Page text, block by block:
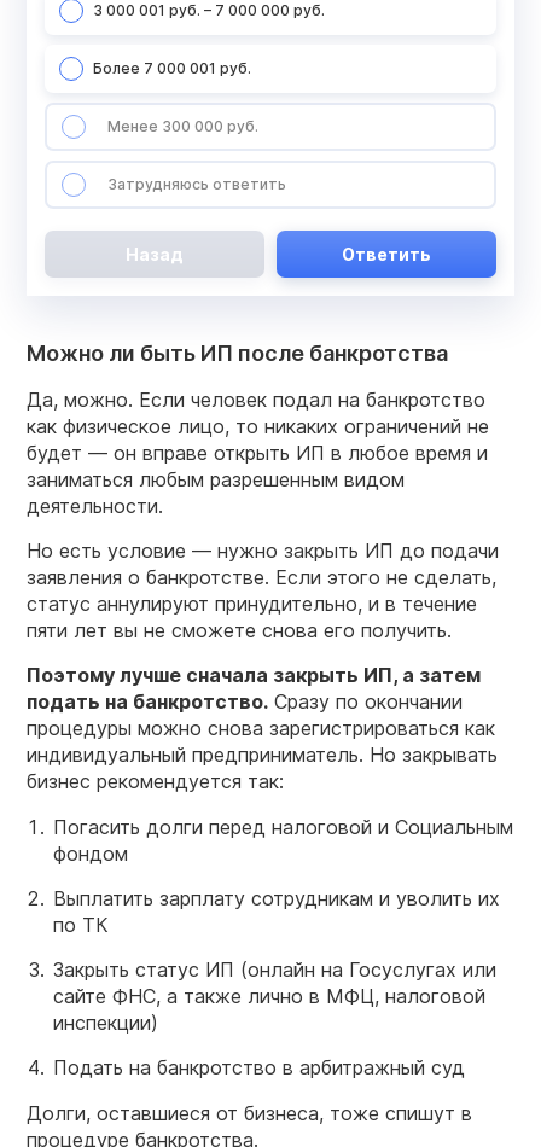
3 000 001 руб. – 7 000 000 руб.
Более 7 000 001 руб.
Менее 300 000 руб.
Затрудняюсь ответить
Назад Ответить
Можно ли быть ИП после банкротства
Да, можно. Если человек подал на банкротство
как физическое лицо, то никаких ограничений не
будет — он вправе открыть ИП в любое время и
заниматься любым разрешенным видом
деятельности.
Но есть условие — нужно закрыть ИП до подачи
заявления о банкротстве. Если этого не сделать,
статус аннулируют принудительно, и в течение
пяти лет вы не сможете снова его получить.
Поэтому лучше сначала закрыть ИП, а затем
подать на банкротство. Сразу по окончании
процедуры можно снова зарегистрироваться как
индивидуальный предприниматель. Но закрывать
бизнес рекомендуется так:
Погасить долги перед налоговой и Социальным
фондом
Выплатить зарплату сотрудникам и уволить их
по ТК
Закрыть статус ИП (онлайн на Госуслугах или
сайте ФНС, а также лично в МФЦ, налоговой
инспекции)
Подать на банкротство в арбитражный суд
Долги, оставшиеся от бизнеса, тоже спишут в
процедуре банкротства.